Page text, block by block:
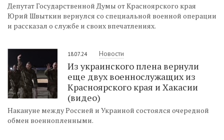
Депутат Государственной Думы от Красноярского края
Юрий Швыткин вернулся со специальной военной операции
и рассказал о службе и своих впечатлениях.
18.07.24 Новости
Из украинского плена вернули
еще двух военнослужащих из
Красноярского края и Хакасии
(видео)
Накануне между Россией и Украиной состоялся очередной
обмен военнопленными.